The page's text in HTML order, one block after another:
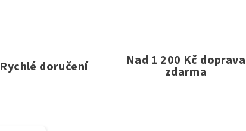
Rychlé doručení Nad 1 200 Kč doprava
zdarma